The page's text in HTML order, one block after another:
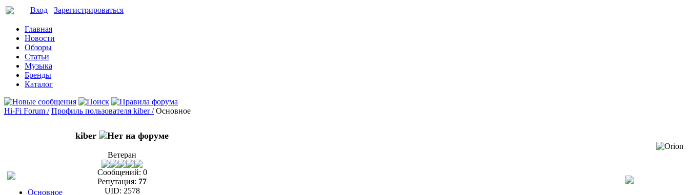
Вход Зарегистрироваться
Главная
Новости
Обзоры
Статьи
Музыка
Бренды
Каталог
Hi-Fi Forum / Профиль пользователя kiber / Основное
Основное
kiber
Ветеран
Сообщений: 0
Репутация: 77
UID: 2578